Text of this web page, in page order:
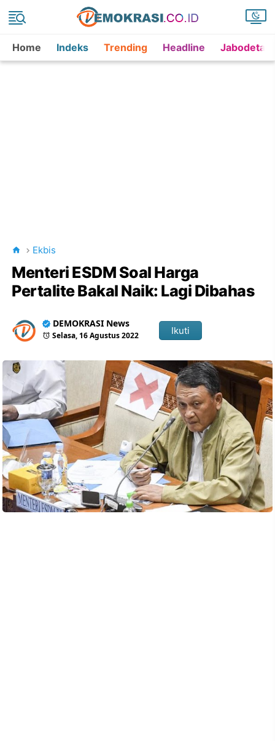
Home Indeks Trending Headline
Ekbis
Menteri ESDM Soal Harga
Pertalite Bakal Naik: Lagi Dibahas
DEMOKRASI News
Selasa, 16 Agustus 2022 Ikuti